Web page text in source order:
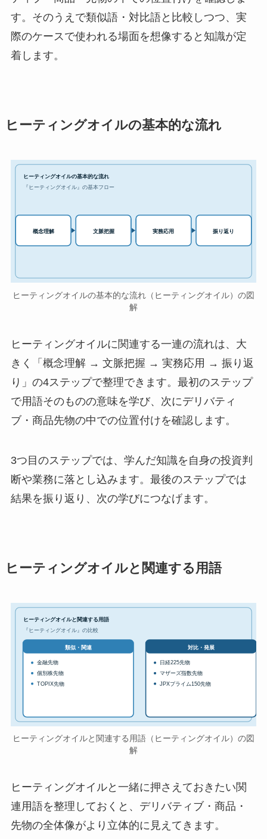
す。そのうえで類似語・対比語と比較しつつ、実
際のケースで使われる場面を想像すると知識が定
着します。
ヒーティングオイルの基本的な流れ
ヒーティングオイルの基本的な流れ
『ヒーティングオイル』の基本フロー
概念理解 文脈把握 実務応用 振り返り
ヒーティングオイルの基本的な流れ（ヒーティングオイル）の図
解
ヒーティングオイルに関連する一連の流れは、大
きく「概念理解 → 文脈把握 → 実務応用 → 振り返
り」の4ステップで整理できます。最初のステップ
で用語そのものの意味を学び、次にデリバティ
ブ・商品先物の中での位置付けを確認します。
3つ目のステップでは、学んだ知識を自身の投資判
断や業務に落とし込みます。最後のステップでは
結果を振り返り、次の学びにつなげます。
ヒーティングオイルと関連する用語
ヒーティングオイルと関連する用語
『ヒーティングオイル』の比較
類似・関連
金融先物
個別株先物
TOPIX先物
対比・発展
日経225先物
マザーズ指数先物
JPXプライム150先物
ヒーティングオイルと関連する用語（ヒーティングオイル）の図
解
ヒーティングオイルと一緒に押さえておきたい関
連用語を整理しておくと、デリバティブ・商品・
先物の全体像がより立体的に見えてきます。